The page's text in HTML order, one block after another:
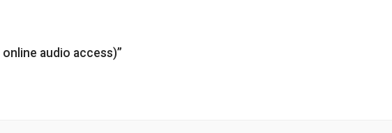
audio access)”